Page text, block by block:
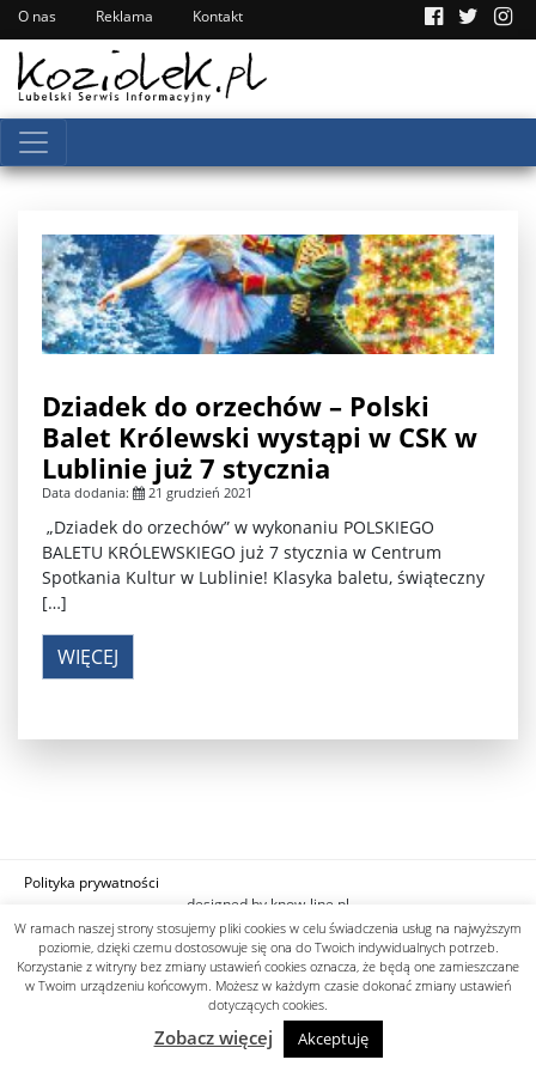
O nas Reklama Kontakt
Dziadek do orzechów – Polski
Balet Królewski wystąpi w CSK w
Lublinie już 7 stycznia
Data dodania: 21 grudzień 2021
„Dziadek do orzechów” w wykonaniu POLSKIEGO
BALETU KRÓLEWSKIEGO już 7 stycznia w Centrum
Spotkania Kultur w Lublinie! Klasyka baletu, świąteczny
[…]
WIĘCEJ
Polityka prywatności
designed by know-line.pl
W ramach naszej strony stosujemy pliki cookies w celu świadczenia usług na najwyższym
poziomie, dzięki czemu dostosowuje się ona do Twoich indywidualnych potrzeb.
Korzystanie z witryny bez zmiany ustawień cookies oznacza, że będą one zamieszczane
w Twoim urządzeniu końcowym. Możesz w każdym czasie dokonać zmiany ustawień
dotyczących cookies.
Zobacz więcej Akceptuję